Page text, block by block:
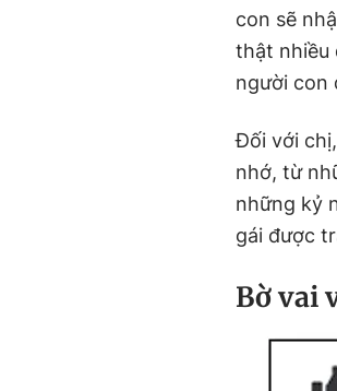
con sẽ
thật nhiều
người con
Đối với
nhớ, từ
những kỷ
gái được
Bờ vai